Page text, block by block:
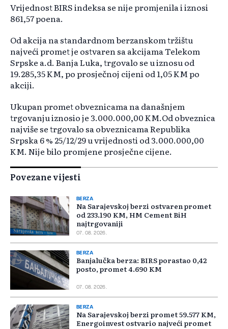
Vrijednost BIRS indeksa se nije promjenila i iznosi
861,57 poena.
Od akcija na standardnom berzanskom tržištu
najveći promet je ostvaren sa akcijama Telekom
Srpske a.d. Banja Luka, trgovalo se u iznosu od
19.285,35 KM, po prosječnoj cijeni od 1,05 KM po
akciji.
Ukupan promet obveznicama na današnjem
trgovanju iznosio je 3.000.000,00 KM.Od obveznica
najviše se trgovalo sa obveznicama Republika
Srpska 6 % 25/12/29 u vrijednosti od 3.000.000,00
KM. Nije bilo promjene prosječne cijene.
Povezane vijesti
BERZA
Na Sarajevskoj berzi ostvaren promet
od 233.190 KM, HM Cement BiH
najtrgovaniji
07. 08. 2026.
BERZA
Banjalučka berza: BIRS porastao 0,42
posto, promet 4.690 KM
07. 08. 2026.
BERZA
Na Sarajevskoj berzi promet 59.577 KM,
Energoinvest ostvario najveći promet